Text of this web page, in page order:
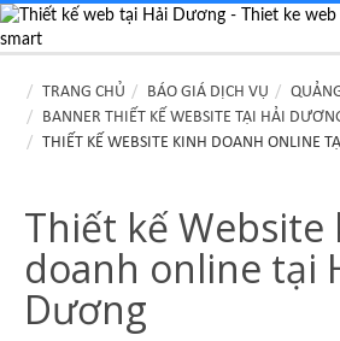
TRANG CHỦ BÁO GIÁ DỊCH VỤ
BANNER THIẾT KẾ WEBSITE TẠI HẢI
THIẾT KẾ WEBSITE KINH DOANH ONLINE
Thiết kế Website
doanh online tại
Dương